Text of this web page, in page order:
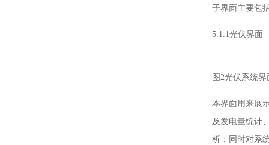
子界面主要包
5.1.1光伏界面
图2光伏系统界
本界面用来展
及发电量统计
析；同时对系